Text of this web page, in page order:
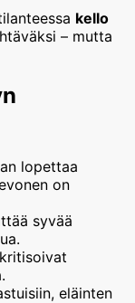
kello
– mutta
lopettaa
on
syvää
eläinten